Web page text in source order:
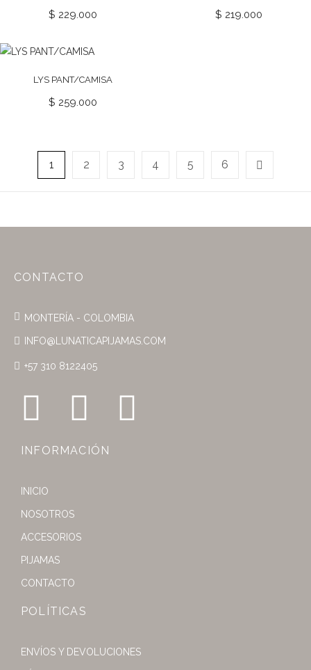
$ 229.000 $ 219.000
LYS PANT/CAMISA
$ 259.000
1 2 3 4 5 6
CONTACTO
MONTERÍA - COLOMBIA
INFO@LUNATICAPIJAMAS.COM
+57 310 8122405
INFORMACIÓN
INICIO
NOSOTROS
ACCESORIOS
PIJAMAS
CONTACTO
POLÍTICAS
ENVÍOS Y DEVOLUCIONES